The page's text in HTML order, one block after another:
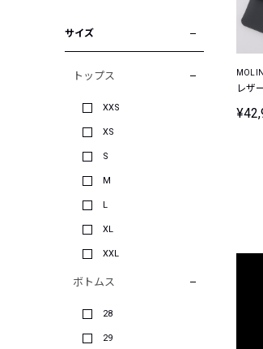
サイズ
トップス
XXS
XS
S
M
L
XL
XXL
ボトムス
28
29
MOLINI
レザ